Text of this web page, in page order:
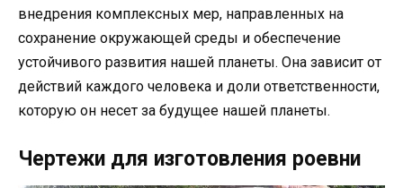
внедрения комплексных мер, направленных на
сохранение окружающей среды и обеспечение
устойчивого развития нашей планеты. Она зависит от
действий каждого человека и доли ответственности,
которую он несет за будущее нашей планеты.
Чертежи для изготовления роевни